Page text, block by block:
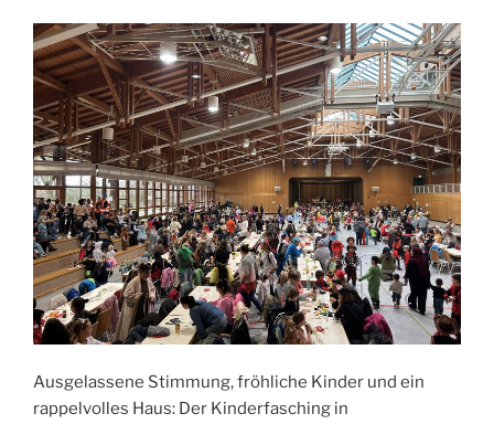
Ausgelassene Stimmung, fröhliche Kinder und ein
rappelvolles Haus: Der Kinderfasching in